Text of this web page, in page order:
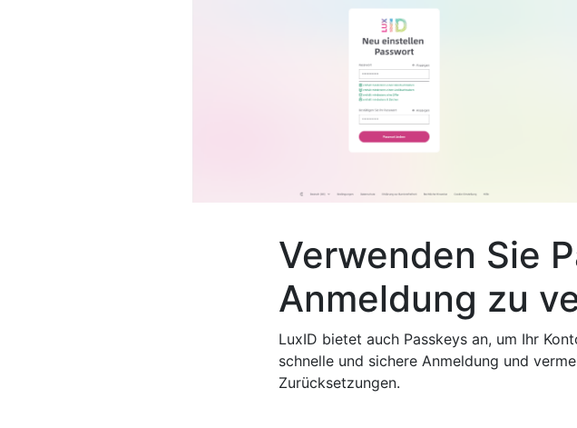
Verwenden Sie
Anmeldung zu
LuxID bietet auch Passkeys an, um Ihr
schnelle und sichere Anmeldung und
Zurücksetzungen.